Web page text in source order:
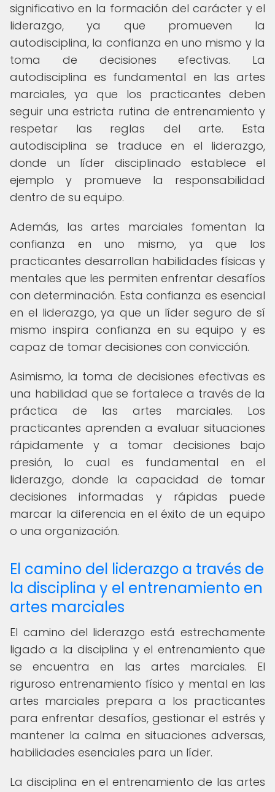
significativo en la formación del carácter y el
liderazgo, ya que promueven la
autodisciplina, la confianza en uno mismo y la
toma de decisiones efectivas. La
autodisciplina es fundamental en las artes
marciales, ya que los practicantes deben
seguir una estricta rutina de entrenamiento y
respetar las reglas del arte. Esta
autodisciplina se traduce en el liderazgo,
donde un líder disciplinado establece el
ejemplo y promueve la responsabilidad
dentro de su equipo.
Además, las artes marciales fomentan la
confianza en uno mismo, ya que los
practicantes desarrollan habilidades físicas y
mentales que les permiten enfrentar desafíos
con determinación. Esta confianza es esencial
en el liderazgo, ya que un líder seguro de sí
mismo inspira confianza en su equipo y es
capaz de tomar decisiones con convicción.
Asimismo, la toma de decisiones efectivas es
una habilidad que se fortalece a través de la
práctica de las artes marciales. Los
practicantes aprenden a evaluar situaciones
rápidamente y a tomar decisiones bajo
presión, lo cual es fundamental en el
liderazgo, donde la capacidad de tomar
decisiones informadas y rápidas puede
marcar la diferencia en el éxito de un equipo
o una organización.
El camino del liderazgo a través de
la disciplina y el entrenamiento en
artes marciales
El camino del liderazgo está estrechamente
ligado a la disciplina y el entrenamiento que
se encuentra en las artes marciales. El
riguroso entrenamiento físico y mental en las
artes marciales prepara a los practicantes
para enfrentar desafíos, gestionar el estrés y
mantener la calma en situaciones adversas,
habilidades esenciales para un líder.
La disciplina en el entrenamiento de las artes